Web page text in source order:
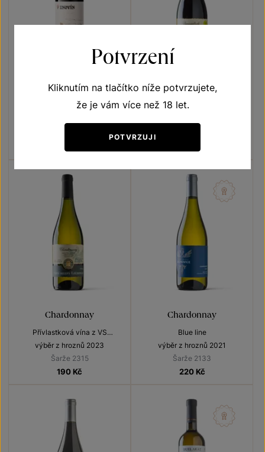
Frankovka
Terroir - toulky vinicemi
Zweigeltrebe
Přívlastková vína z VS
Chardonnay
Přívlastková vína z VS
Lechovice
výběr z hroznů 2023
Šarže 2315
190 Kč
Chardonnay
Blue line
výběr z hroznů 2021
Šarže 2133
220 Kč
Potvrzení
Kliknutím na tlačítko níže potvrzujete,
že je vám více než 18 let.
POTVRZUJI